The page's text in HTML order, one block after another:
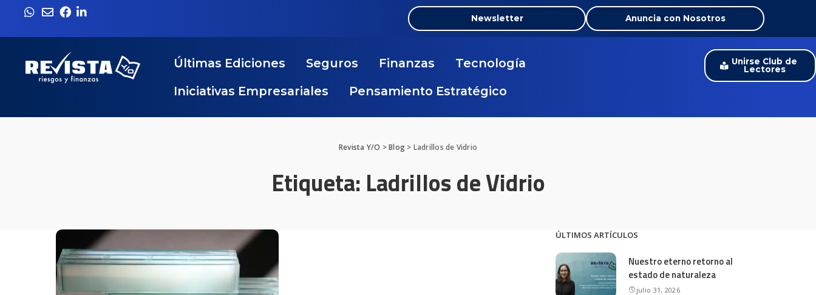
Newsletter Anuncia con Nosotros
Últimas Ediciones Seguros Finanzas
Tecnología
Iniciativas Empresariales
Pensamiento Estratégico
Unirse Club de
Lectores
Revista Y/O >Blog > Ladrillos de Vidrio
Etiqueta: Ladrillos de Vidrio
ÚLTIMOS ARTÍCULOS
Nuestro eterno retorno al
estado de naturaleza
julio 31, 2026